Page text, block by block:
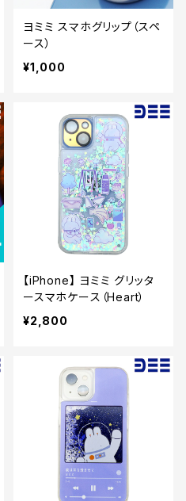
ヨミミ スマホグリップ（スペ
ース）
¥1,000
【iPhone】 ヨミミ グリッタ
ースマホケース（Heart）
¥2,800